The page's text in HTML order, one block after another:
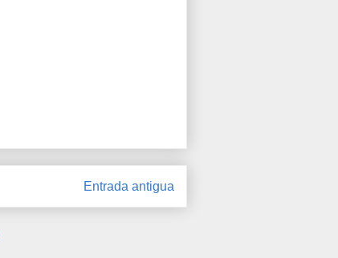
Entrada antigua